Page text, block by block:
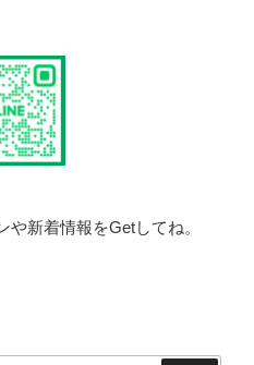
新着情報をGetしてね。